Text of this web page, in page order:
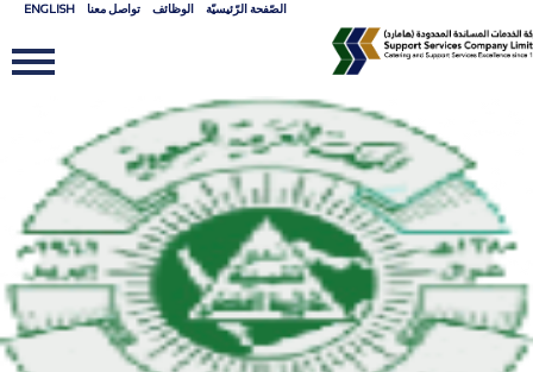
الصّفحة الرّئيسيّة الوظائف تواصل معنا ENGLISH